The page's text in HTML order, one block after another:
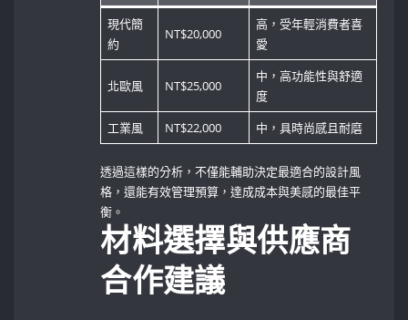
現代簡
約
NT$20,000
高，受年輕消費者喜
愛
北歐風 NT$25,000
中，高功能性與舒適
度
工業風
NT$22,000 中，具時尚感且耐磨
透過這樣的分析，不僅能輔助決定最適合的設計風
格，還能有效管理預算，達成成本與美感的最佳平
衡。
材料選擇與供應商
合作建議